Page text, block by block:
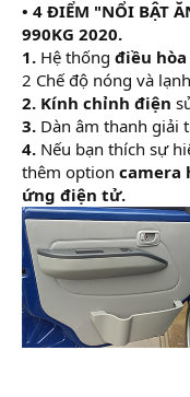
• 4 ĐIỂM "NỔI BẬT
990KG 2020.
1. Hệ thống điều
2 Chế độ nóng và
2. Kính chỉnh điện
3. Dàn âm thanh giải
4. Nếu bạn thích sự
thêm option camera
ứng điện tử.